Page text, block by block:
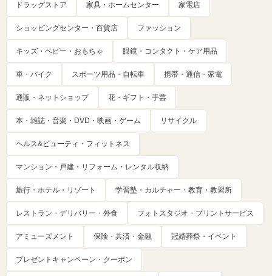
ドラッグストア 家具・ホームセンター 家電店
ショッピングセンター・百貨店 ファッション
キッズ・ベビー・おもちゃ 眼鏡・コンタクト・ケア用品
車・バイク スポーツ用品・自転車 携帯・通信・家電
通販・ネットショップ 花・ギフト・手芸
本・雑誌・音楽・DVD・映画・ゲーム リサイクル
ヘルス&ビューティ・フィットネス
マンション・戸建・リフォーム・レンタル収納
旅行・ホテル・リゾート 学習塾・カルチャー・教育・教習所
レストラン・デリバリー・外食 フォトスタジオ・プリントサービス
アミューズメント 保険・共済・金融 冠婚葬祭・イベント
プレゼントキャンペーン・クーポン